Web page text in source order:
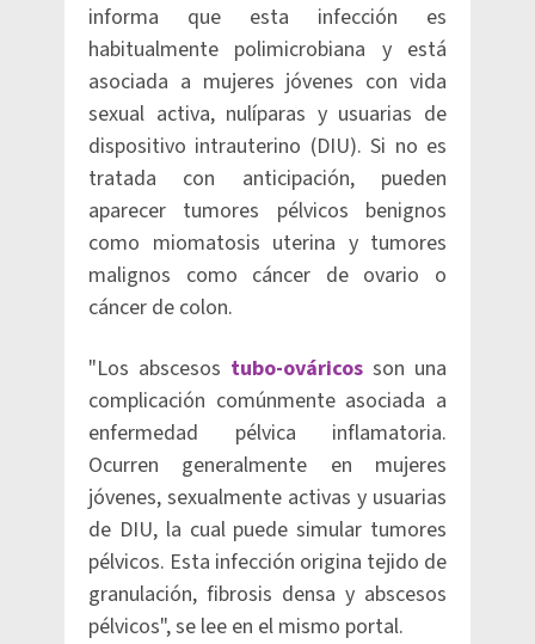
informa que esta infección es
habitualmente polimicrobiana y está
asociada a mujeres jóvenes con vida
sexual activa, nulíparas y usuarias de
dispositivo intrauterino (DIU). Si no es
tratada con anticipación, pueden
aparecer tumores pélvicos benignos
como miomatosis uterina y tumores
malignos como cáncer de ovario o
cáncer de colon.
"Los abscesos tubo-ováricos son una
complicación comúnmente asociada a
enfermedad pélvica inflamatoria.
Ocurren generalmente en mujeres
jóvenes, sexualmente activas y usuarias
de DIU, la cual puede simular tumores
pélvicos. Esta infección origina tejido de
granulación, fibrosis densa y abscesos
pélvicos", se lee en el mismo portal.